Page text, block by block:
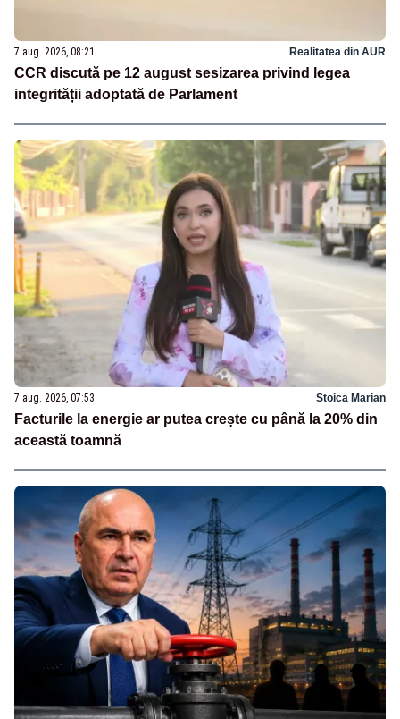
7 aug. 2026, 08:21 Realitatea din AUR
CCR discută pe 12 august sesizarea privind legea
integrității adoptată de Parlament
7 aug. 2026, 07:53 Stoica Marian
Facturile la energie ar putea crește cu până la 20% din
această toamnă